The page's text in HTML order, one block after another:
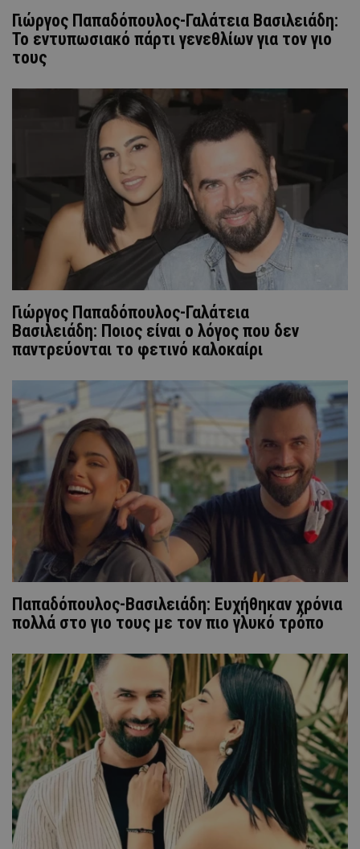
Γιώργος Παπαδόπουλος-Γαλάτεια Βασιλειάδη:
Το εντυπωσιακό πάρτι γενεθλίων για τον γιο
τους
Γιώργος Παπαδόπουλος-Γαλάτεια
Βασιλειάδη: Ποιος είναι ο λόγος που δεν
παντρεύονται το φετινό καλοκαίρι
Παπαδόπουλος-Βασιλειάδη: Ευχήθηκαν χρόνια
πολλά στο γιο τους με τον πιο γλυκό τρόπο